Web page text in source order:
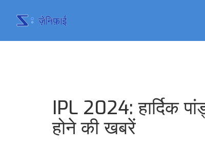
IPL 2024: हार्दिक
होने की खबरें